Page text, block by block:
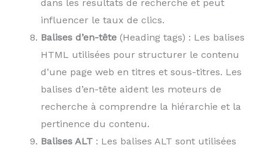
dans les résultats de recherche et peut
influencer le taux de clics.
Balises d’en-tête (Heading tags) : Les balises
HTML utilisées pour structurer le contenu
d’une page web en titres et sous-titres. Les
balises d’en-tête aident les moteurs de
recherche à comprendre la hiérarchie et la
pertinence du contenu.
Balises ALT : Les balises ALT sont utilisées